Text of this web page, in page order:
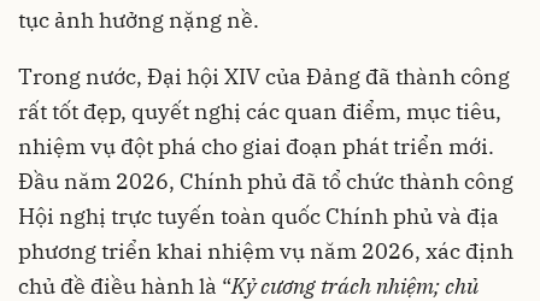
tục ảnh hưởng nặng nề.
Trong nước, Đại hội XIV của Đảng đã thành công
rất tốt đẹp, quyết nghị các quan điểm, mục tiêu,
nhiệm vụ đột phá cho giai đoạn phát triển mới.
Đầu năm 2026, Chính phủ đã tổ chức thành công
Hội nghị trực tuyến toàn quốc Chính phủ và địa
phương triển khai nhiệm vụ năm 2026, xác định
chủ đề điều hành là “Kỷ cương trách nhiệm; chủ